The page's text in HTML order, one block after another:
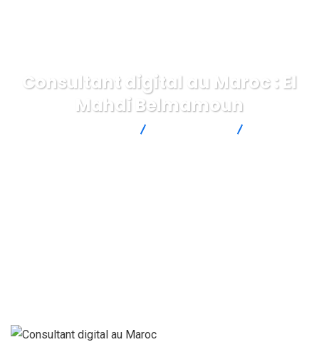
Consultant digital au Maroc : El
Mahdi Belmamoun